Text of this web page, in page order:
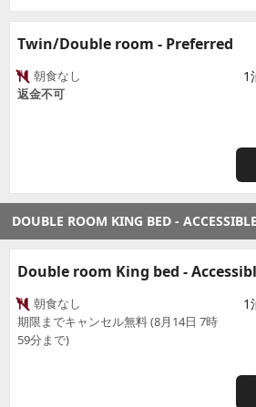
Twin/Double room - Preferred
朝食なし
返金不可
1
DOUBLE ROOM KING BED -
Double room King bed -
朝食なし
期限までキャンセル無料 (8月14日 7時
59分まで)
1